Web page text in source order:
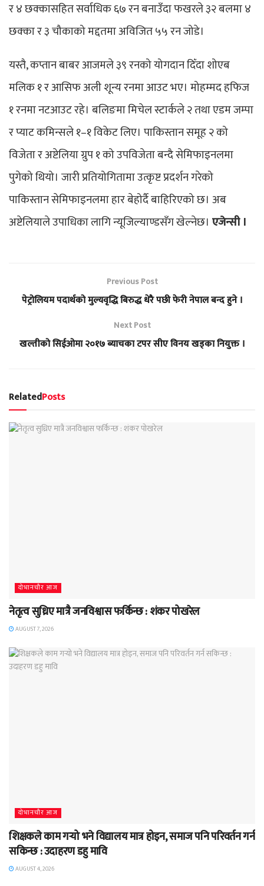
र ४ छक्कासहित सर्वाधिक ६७ रन बनाउँदा फखरले ३२ बलमा ४
छक्का र ३ चौकाको मद्दतमा अविजित ५५ रन जोडे।
यस्तै, कप्तान बाबर आजमले ३९ रनको योगदान दिँदा शोएब
मलिक १ र आसिफ अली शून्य रनमा आउट भए। मोहम्मद हफिज
१ रनमा नटआउट रहे। बलिङमा मिचेल स्टार्कले २ तथा एडम जम्पा
र प्याट कमिन्सले १–१ विकेट लिए। पाकिस्तान समूह २ को
विजेता र अष्टेलिया ग्रुप १ को उपविजेता बन्दै सेमिफाइनलमा
पुगेको थियो। जारी प्रतियोगितामा उत्कृष्ट प्रदर्शन गरेको
पाकिस्तान सेमिफाइनलमा हार बेहोर्दै बाहिरिएको छ। अब
अष्टेलियाले उपाधिका लागि न्यूजिल्याण्डसँग खेल्नेछ। एजेन्सी ।
Previous Post
पेट्रोलियम पदार्थको मुल्यवृद्धि बिरुद्ध धेरै पछी फेरी नेपाल बन्द हुने ।
Next Post
खल्तीको सिईओमा २०१७ ब्याचका टपर सीए विनय खड्का नियुक्त ।
RelatedPosts
दाेभानचाैर आज
नेतृत्व सुध्रिए मात्रै जनविश्वास फर्किन्छ : शंकर पोखरेल
AUGUST 7, 2026
दाेभानचाैर आज
शिक्षकले काम गर्‍यो भने विद्यालय मात्र होइन, समाज पनि परिवर्तन गर्न
सकिन्छ : उदाहरण डहु मावि
AUGUST 4, 2026